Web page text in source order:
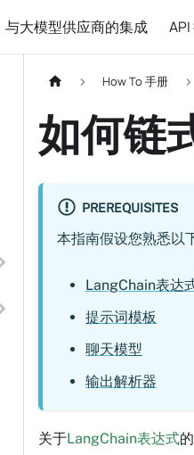
与大模型供应商的集成
How To 手册
如何链
PREREQUISITES
本指南假设您熟悉以
LangChain表达
提示词模板
聊天模型
输出解析器
关于LangChain表达式